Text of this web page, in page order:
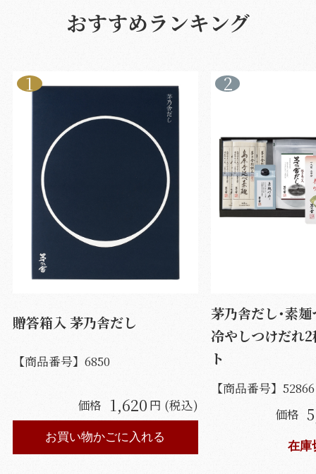
おすすめランキング
贈答箱入 茅乃舎だし
【商品番号】 6850
価格 1,620 円 (税込)
お買い物かごに入れる
茅乃舎だし･素
冷やしつけだれ
ト
【商品番号】 52866
価格
在庫